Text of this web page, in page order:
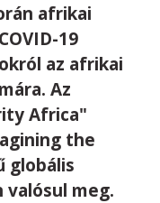
afrikai
19
az afrikai
Az
Africa"
the
globális
meg.